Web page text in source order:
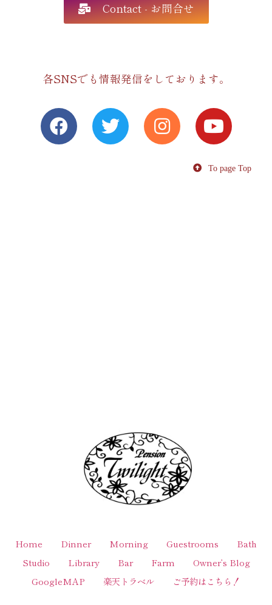
Contact - お問合せ
各SNSでも情報発信をしております。
To page Top
Home Dinner Morning Guestrooms
Bath
Studio
Library Bar Farm
Owner’s Blog
GoogleMAP
楽天トラベル ご予約はこちら！